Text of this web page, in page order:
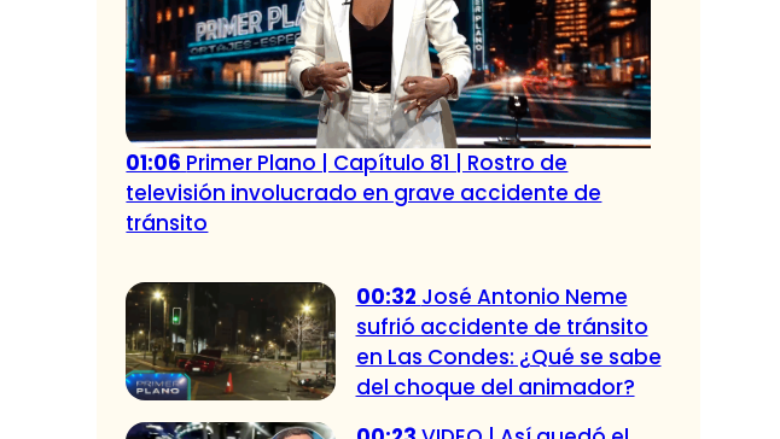
01:06 Primer Plano | Capítulo 81 | Rostro de
televisión involucrado en grave accidente de
tránsito
00:32 José Antonio Neme
sufrió accidente de tránsito
en Las Condes: ¿Qué se sabe
del choque del animador?